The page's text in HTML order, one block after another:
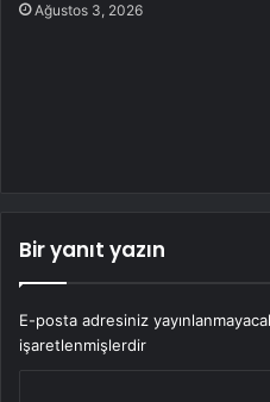
Ağustos 3, 2026
Bir yanıt yazın
E-posta adresiniz
işaretlenmişlerdir